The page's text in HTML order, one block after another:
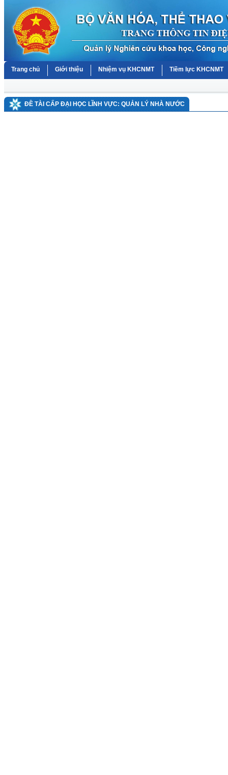
Trang chủ Giới thiệu Nhiệm vụ KHCNMT Tiềm lực KHCNMT
ĐỀ TÀI CẤP ĐẠI HỌC LĨNH VỰC: QUẢN LÝ NHÀ NƯỚC